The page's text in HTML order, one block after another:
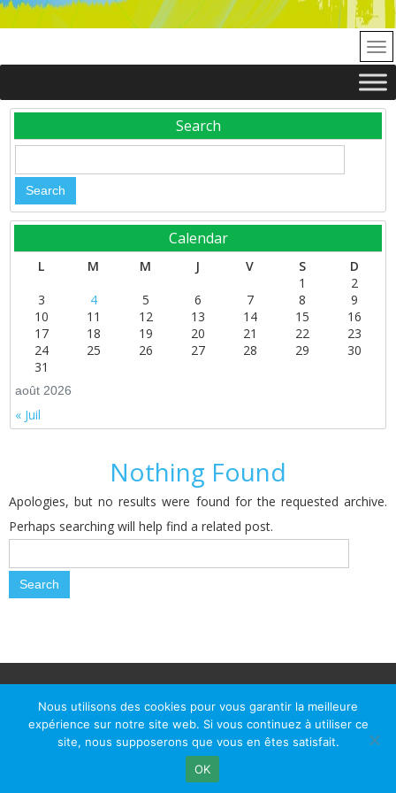
Search
Calendar
août 2026
L M M J V S
D
1
2
3
4 5 6 7 8
9
10
11 12 13 14 15
16
17
18 19 20 21 22
23
24
25 26 27 28 29
30
31
« Juil
Nothing Found
Apologies, but no results were found for the requested archive.
Perhaps searching will help find a related post.
Mairie du Passage d'Agen, BP 7, place du Général de Gaulle, 47520
Le Passage d'Agen - Téléphone: +33 5 53 77 18 77
Nous utilisons des cookies pour vous garantir la meilleure
expérience sur notre site web. Si vous continuez à utiliser ce
site, nous supposerons que vous en êtes satisfait.
OK